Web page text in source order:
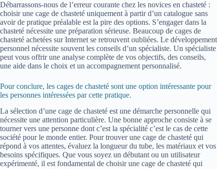
Débarrassons-nous de l’erreur courante chez les novices en chasteté :
choisir une cage de chasteté uniquement à partir d’un catalogue sans
avoir de pratique préalable est la pire des options. S’engager dans la
chasteté nécessite une préparation sérieuse. Beaucoup de cages de
chasteté achetées sur Internet se retrouvent oubliées. Le développement
personnel nécessite souvent les conseils d’un spécialiste. Un spécialiste
peut vous offrir une analyse complète de vos objectifs, des conseils,
une aide dans le choix et un accompagnement personnalisé.
Pour conclure, les cages de chasteté sont une option intéressante pour
les personnes intéressées par cette pratique.
La sélection d’une cage de chasteté est une démarche personnelle qui
nécessite une attention particulière. Une bonne approche consiste à se
tourner vers une personne dont c’est la spécialité c’est le cas de cette
société pour le monde entier. Pour trouver une cage de chasteté qui
répond à vos attentes, évaluez la longueur du tube, les matériaux et vos
besoins spécifiques. Que vous soyez un débutant ou un utilisateur
expérimenté, il est fondamental de choisir une cage de chasteté qui